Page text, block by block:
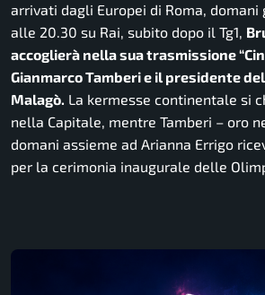
arrivati dagli Europei di Roma, domani
alle 20.30 su Rai, subito dopo il Tg1,
accoglierà nella sua trasmissione
Gianmarco Tamberi e il presidente
Malagò. La kermesse continentale si
nella Capitale, mentre Tamberi – oro
domani assieme ad Arianna Errigo
per la cerimonia inaugurale delle